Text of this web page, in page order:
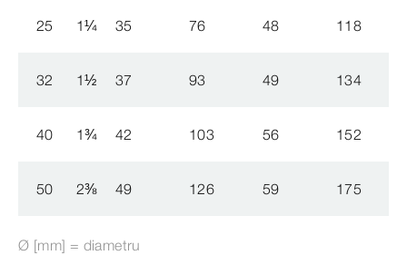
25 1¼ 35 76 48 118
32 1½ 37 93 49 134
40 1¾ 42 103 56 152
50 2⅜ 49 126 59 175
Ø [mm] = diametru